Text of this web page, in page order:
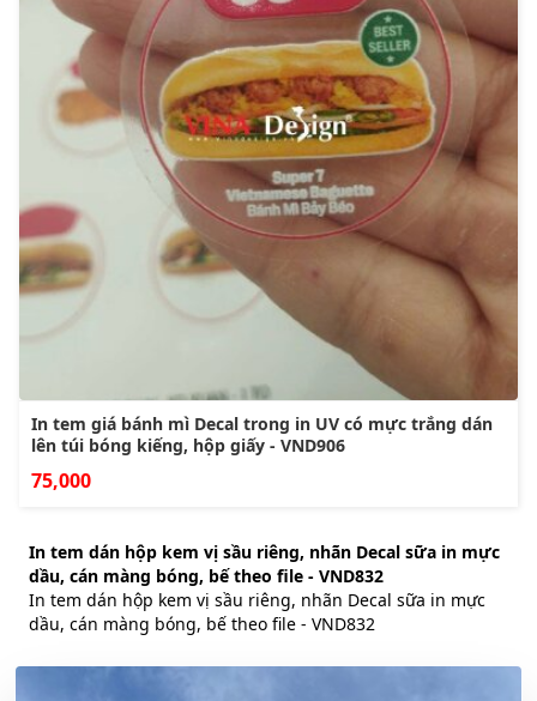
In tem giá bánh mì Decal trong in UV có mực trắng dán
lên túi bóng kiếng, hộp giấy - VND906
75,000
In tem dán hộp kem vị sầu riêng, nhãn Decal sữa in mực
dầu, cán màng bóng, bế theo file - VND832
In tem dán hộp kem vị sầu riêng, nhãn Decal sữa in mực
dầu, cán màng bóng, bế theo file - VND832